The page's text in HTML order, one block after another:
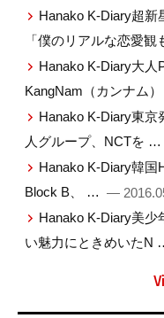
Hanako K-Diary超新
「僕のリアルな恋愛
Hanako K-Diary大
KangNam（カンナム）
Hanako K-Diary東京
人グループ、NCTを …
Hanako K-Diary韓国
Block B、 … —
Hanako K-Diary美少
い魅力にときめいたN